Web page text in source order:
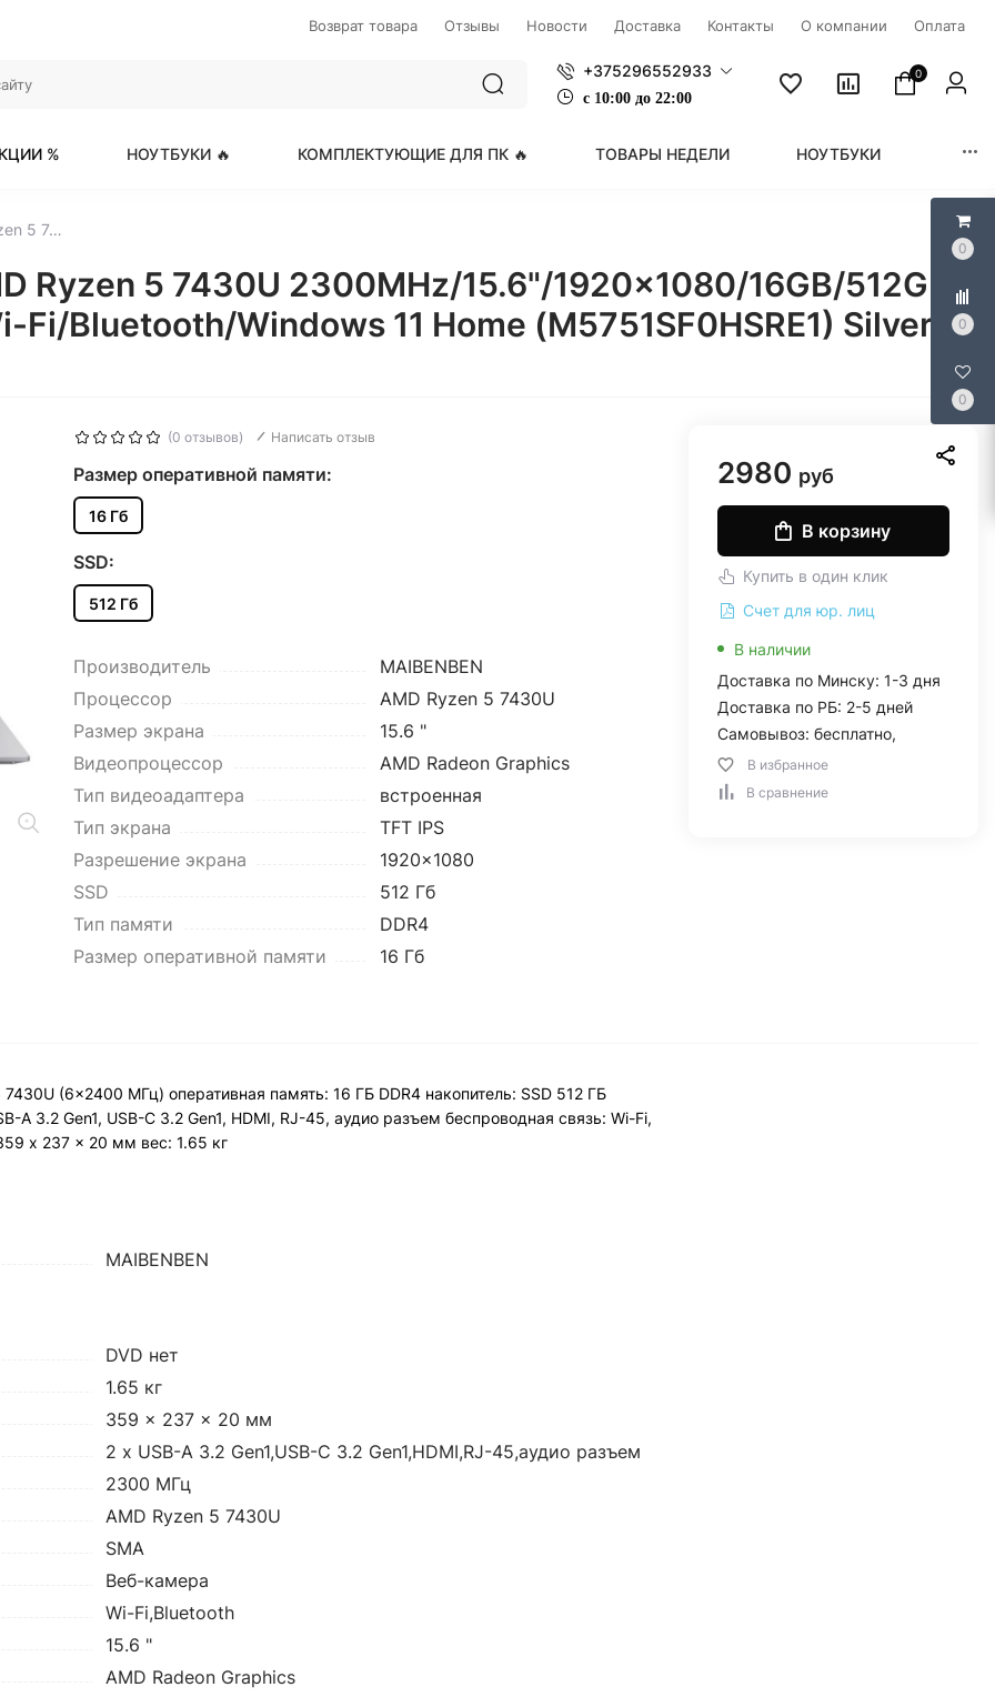
0
0
0
Возврат товара Отзывы Новости Доставка Контакты О компании Оплата
+375296552933
с 1 0:00 до 22:00
0
% НОУТБУКИ 🔥 КОМПЛЕКТУЮЩИЕ ДЛЯ ПК 🔥 ТОВАРЫ НЕДЕЛИ НОУТБУКИ
MAIBENBEN M575 AMD Ryzen 5 7430U 2300MHz/15.6"/1920x1080/16GB/512GB SSD/AMD Radeon Graphics/Wi-Fi/Bluetooth/Windows 11 Home (M5751SF0HSRE1) Silver
Ryzen 5 7430U 2300MHz/15.6"/1920x1080/16GB/512GB
Fi/Bluetooth/Windows 11 Home (M5751SF0HSRE1) Silver
(0 отзывов) Написать отзыв
Размер оперативной памяти:
16 Гб
SSD:
512 Гб
Производитель
MAIBENBEN
Процессор
AMD Ryzen 5 7430U
Размер экрана
15.6 "
Видеопроцессор
AMD Radeon Graphics
Тип видеоадаптера
встроенная
Тип экрана
TFT IPS
Разрешение экрана
1920x1080
SSD
512 Гб
Тип памяти
DDR4
Размер оперативной памяти
16 Гб
2980 руб
В корзину
Купить в один клик
Счет для юр. лиц
В наличии
Доставка по Минску: 1-3 дня
Доставка по РБ: 2-5 дней
Самовывоз: бесплатно,
В избранное
В сравнение
(6x2400 МГц) оперативная память: 16 ГБ DDR4 накопитель: SSD 512 ГБ
A 3.2 Gen1, USB-C 3.2 Gen1, HDMI, RJ-45, аудио разъем беспроводная связь: Wi-Fi,
x 237 x 20 мм вес: 1.65 кг
MAIBENBEN
DVD нет
1.65 кг
359 x 237 x 20 мм
2 x USB-A 3.2 Gen1,USB-C 3.2 Gen1,HDMI,RJ-45,аудио разъем
2300 МГц
AMD Ryzen 5 7430U
SMA
Веб-камера
Wi-Fi,Bluetooth
15.6 "
AMD Radeon Graphics